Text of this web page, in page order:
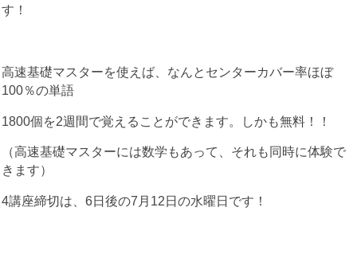
す！
高速基礎マスターを使えば、なんとセンターカバー率ほぼ
100％の単語
1800個を2週間で覚えることができます。しかも無料！！
（高速基礎マスターには数学もあって、それも同時に体験で
きます）
4講座締切は、6日後の7月12日の水曜日です！